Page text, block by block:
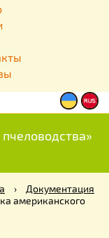
›
Документация
американского